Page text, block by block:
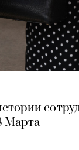
Марта